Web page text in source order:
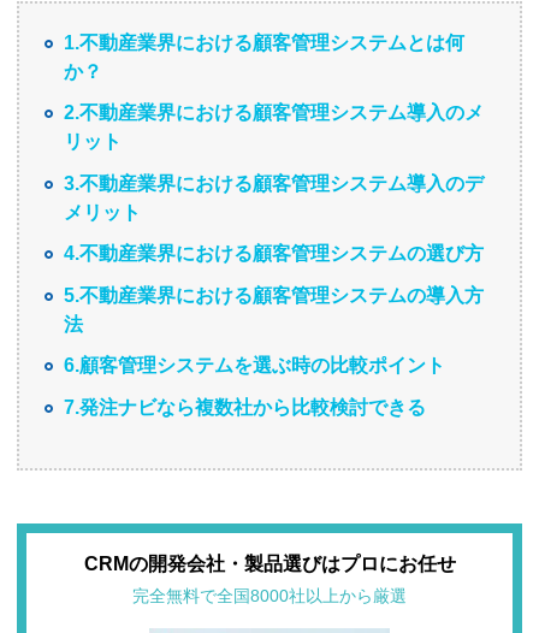
1.不動産業界における顧客管理システムとは何
か？
2.不動産業界における顧客管理システム導入のメ
リット
3.不動産業界における顧客管理システム導入のデ
メリット
4.不動産業界における顧客管理システムの選び方
5.不動産業界における顧客管理システムの導入方
法
6.顧客管理システムを選ぶ時の比較ポイント
7.発注ナビなら複数社から比較検討できる
CRMの開発会社・製品選びはプロにお任せ
完全無料で全国8000社以上から厳選